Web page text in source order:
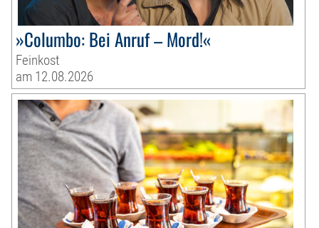
»Columbo: Bei Anruf – Mord!«
Feinkost
am 12.08.2026